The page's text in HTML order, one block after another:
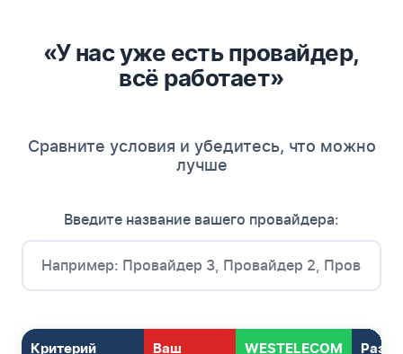
«У нас уже есть провайдер,
всё работает»
Сравните условия и убедитесь, что можно
лучше
Введите название вашего провайдера:
Критерий
Ваш
WESTELECOM